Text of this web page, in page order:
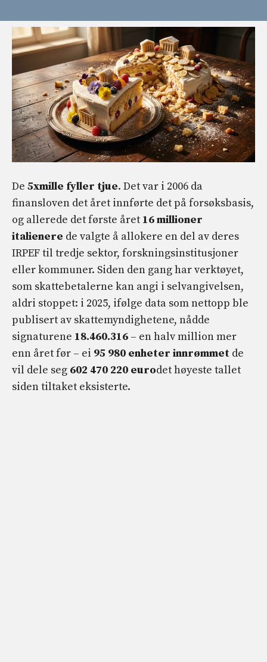
De 5xmille fyller tjue. Det var i 2006 da
finansloven det året innførte det på forsøksbasis,
og allerede det første året 16 millioner
italienere de valgte å allokere en del av deres
IRPEF til tredje sektor, forskningsinstitusjoner
eller kommuner. Siden den gang har verktøyet,
som skattebetalerne kan angi i selvangivelsen,
aldri stoppet: i 2025, ifølge data som nettopp ble
publisert av skattemyndighetene, nådde
signaturene 18.460.316 – en halv million mer
enn året før – ei 95 980 enheter innrømmet de
vil dele seg 602 470 220 eurodet høyeste tallet
siden tiltaket eksisterte.